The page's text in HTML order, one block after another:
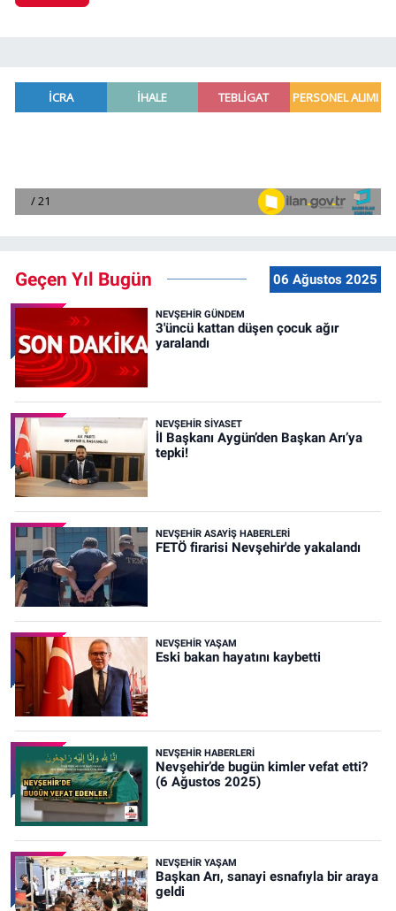
Geçen Yıl Bugün 06 Ağustos 2025
NEVŞEHIR GÜNDEM
3'üncü kattan düşen çocuk ağır
yaralandı
NEVŞEHIR SIYASET
İl Başkanı Aygün’den Başkan Arı’ya
tepki!
NEVŞEHIR ASAYIŞ HABERLERI
FETÖ firarisi Nevşehir'de yakalandı
NEVŞEHIR YAŞAM
Eski bakan hayatını kaybetti
NEVŞEHIR HABERLERI
Nevşehir’de bugün kimler vefat etti?
(6 Ağustos 2025)
NEVŞEHIR YAŞAM
Başkan Arı, sanayi esnafıyla bir araya
geldi